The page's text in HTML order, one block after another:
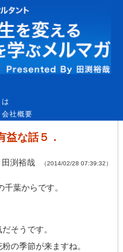
社概要
益な話５．
渕裕哉 （2014/02/28 07:39:32）
葉からです。
そうです。
の季節が来ますね。